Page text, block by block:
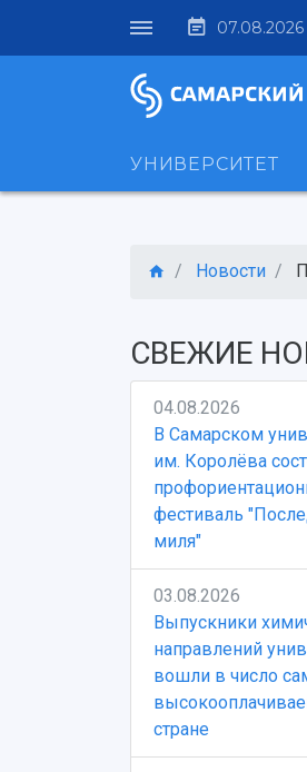
07.08.2026
УНИВЕРСИТЕТ
Новости
СВЕЖИЕ
04.08.2026
В Самарском
им. Королёва
фестиваль
миля"
03.08.2026
Выпускники
направлений
вошли в число
стране